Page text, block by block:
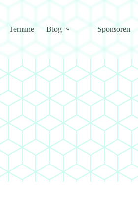
Termine Blog Sponsoren